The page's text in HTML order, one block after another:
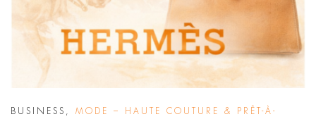
BUSINESS MODE – HAUTE COUTURE & PRÊT-À-